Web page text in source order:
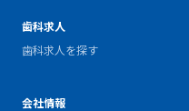
歯科求人
歯科求人を探す
会社情報